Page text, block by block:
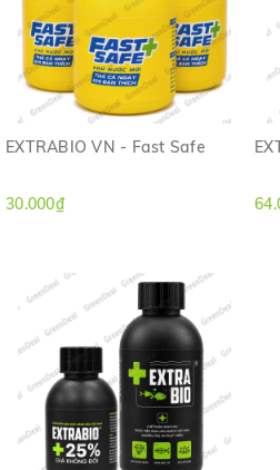
EXTRABIO VN - Fast Safe
30.000₫